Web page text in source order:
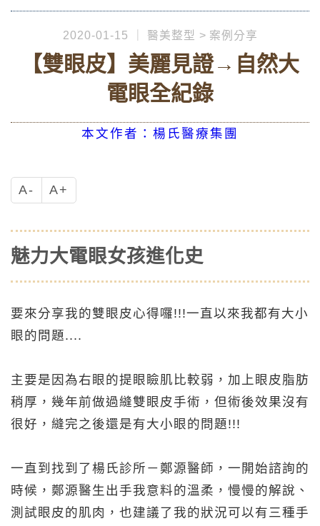
2020-01-15 醫美整型 案例分享
【雙眼皮】美麗見證→自然大
電眼全紀錄
本文作者：楊氏醫療集團
A- A+
魅力大電眼女孩進化史
要來分享我的雙眼皮心得囉!!!一直以來我都有大小
眼的問題....
主要是因為右眼的提眼瞼肌比較弱，加上眼皮脂肪
稍厚，幾年前做過縫雙眼皮手術，但術後效果沒有
很好，縫完之後還是有大小眼的問題!!!
一直到找到了楊氏診所－鄭源醫師，一開始諮詢的
時候，鄭源醫生出手我意料的溫柔，慢慢的解說、
測試眼皮的肌肉，也建議了我的狀況可以有三種手